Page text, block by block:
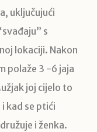
uključujući
s
lokaciji. Nakon
polaže 3 -6 jaja
joj cijelo to
kad se ptići
i ženka.